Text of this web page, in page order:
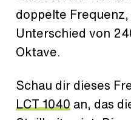
doppelte
Unterschied von
Oktave.
Schau dir dieses
LCT 1040 an, das